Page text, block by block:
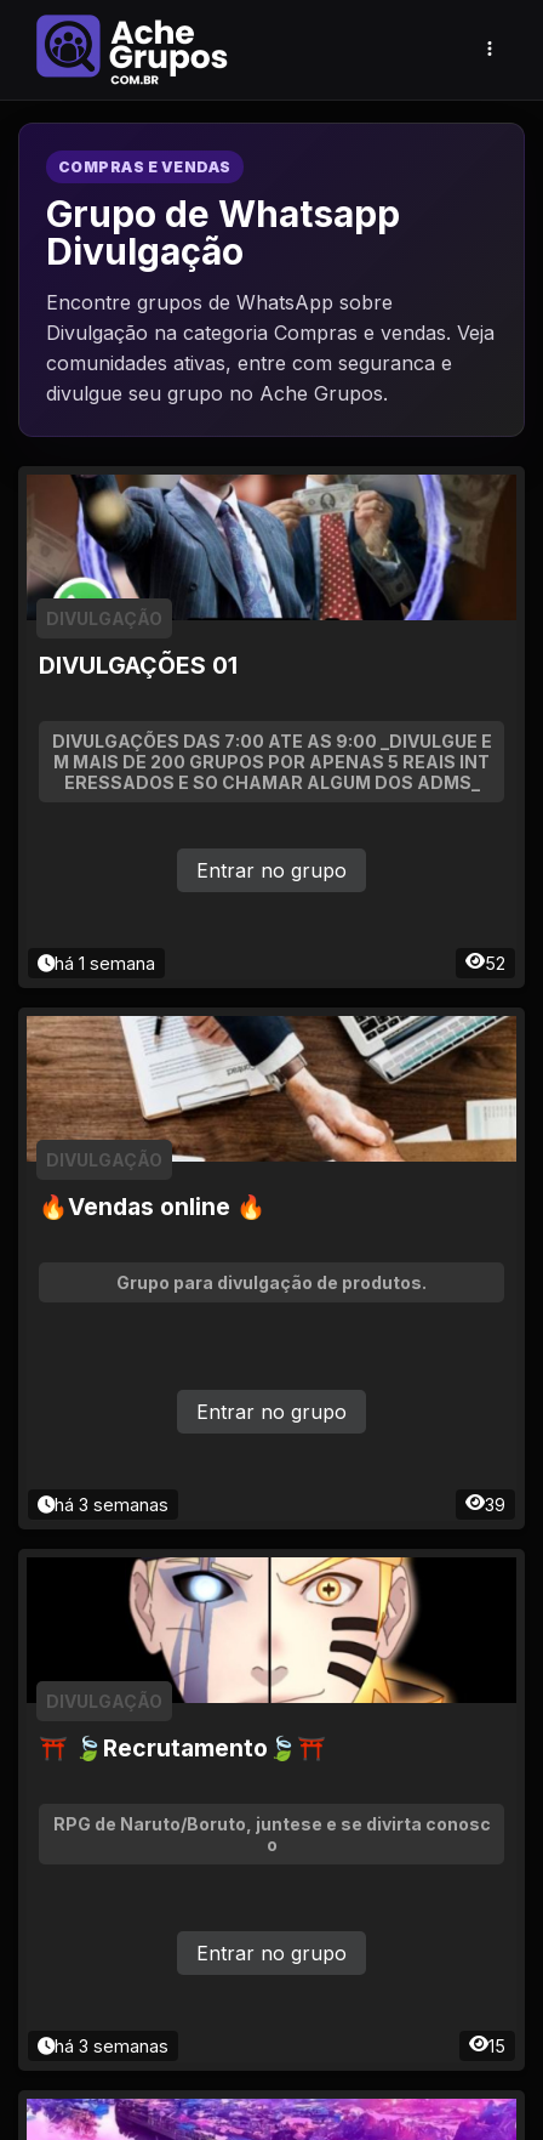
COMPRAS E VENDAS
Grupo de Whatsapp
Divulgação
Encontre grupos de WhatsApp sobre
Divulgação na categoria Compras e vendas. Veja
comunidades ativas, entre com seguranca e
divulgue seu grupo no Ache Grupos.
DIVULGAÇÕES 01
DIVULGAÇÃO
DIVULGAÇÕES DAS 7:00 ATE AS 9:00 _DIVULGUE E
M MAIS DE 200 GRUPOS POR APENAS 5 REAIS INT
ERESSADOS E SO CHAMAR ALGUM DOS ADMS_
há 1 semana 52
Entrar no grupo
🔥Vendas online 🔥
DIVULGAÇÃO
Grupo para divulgação de produtos.
há 3 semanas 39
Entrar no grupo
⛩ 🍃Recrutamento🍃⛩
DIVULGAÇÃO
RPG de Naruto/Boruto, juntese e se divirta conosc
o
há 3 semanas 15
Entrar no grupo